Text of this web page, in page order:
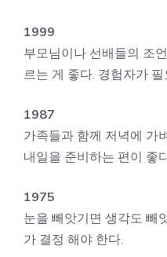
1999
부모님이나 선배들의 조
르는 게 좋다. 경험자가 필
1987
가족들과 함께 저녁에 가
내일을 준비하는 편이 좋
1975
눈을 빼앗기면 생각도 빼
가 결정 해야 한다.